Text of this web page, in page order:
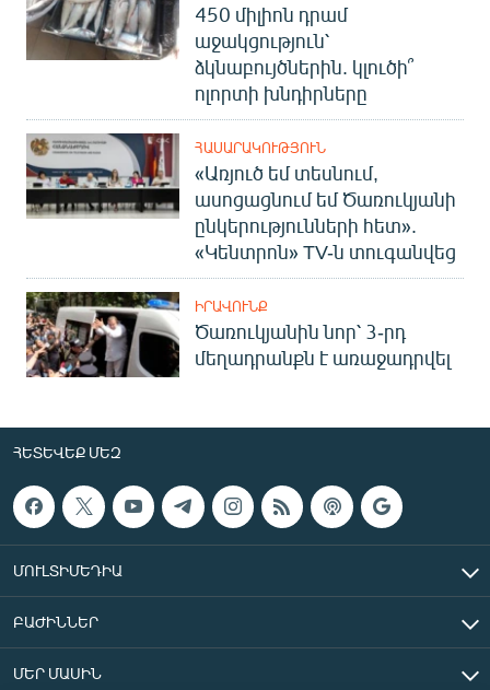
450 միլիոն դրամ
աջակցություն՝
ձկնաբույծներին. կլուծի՞
ոլորտի խնդիրները
ՀԱՍԱՐԱԿՈՒԹՅՈՒՆ
«Առյուծ եմ տեսնում,
ասոցացնում եմ Ծառուկյանի
ընկերությունների հետ».
«Կենտրոն» TV-ն տուգանվեց
ԻՐԱՎՈՒՆՔ
Ծառուկյանին նոր՝ 3-րդ
մեղադրանքն է առաջադրվել
ՀԵՏԵՎԵՔ ՄԵԶ
ՄՈՒԼՏԻՄԵԴԻԱ
ԲԱԺԻՆՆԵՐ
ՄԵՐ ՄԱՍԻՆ